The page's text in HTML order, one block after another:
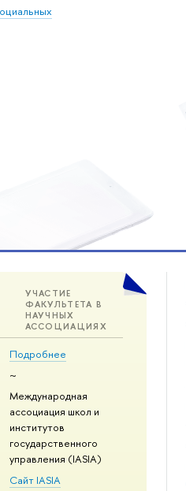
УЧАСТИЕ
ФАКУЛЬТЕТА В
НАУЧНЫХ
АССОЦИАЦИЯХ
Подробнее
~
Международная
ассоциация школ и
институтов
государственного
управления (IASIA)
Сайт IASIA